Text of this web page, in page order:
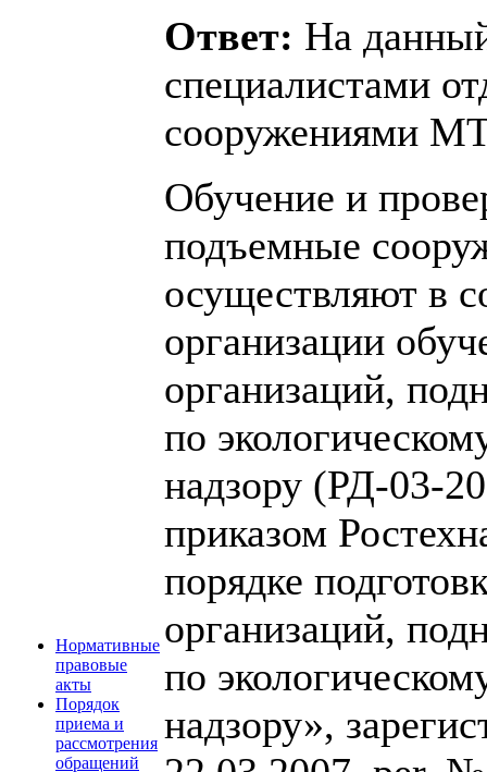
Нормативные
правовые
акты
Порядок
приема и
рассмотрения
обращений
Ответ: На
специалистами
сооружениями
Обучение и
подъемные
осуществляют в
организации
организаций,
по
надзору (РД-03-
приказом
порядке
организаций,
по
надзору»,